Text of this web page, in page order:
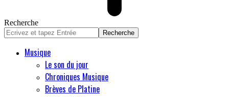
Recherche
Musique
Le son du jour
Chroniques Musique
Brèves de Platine